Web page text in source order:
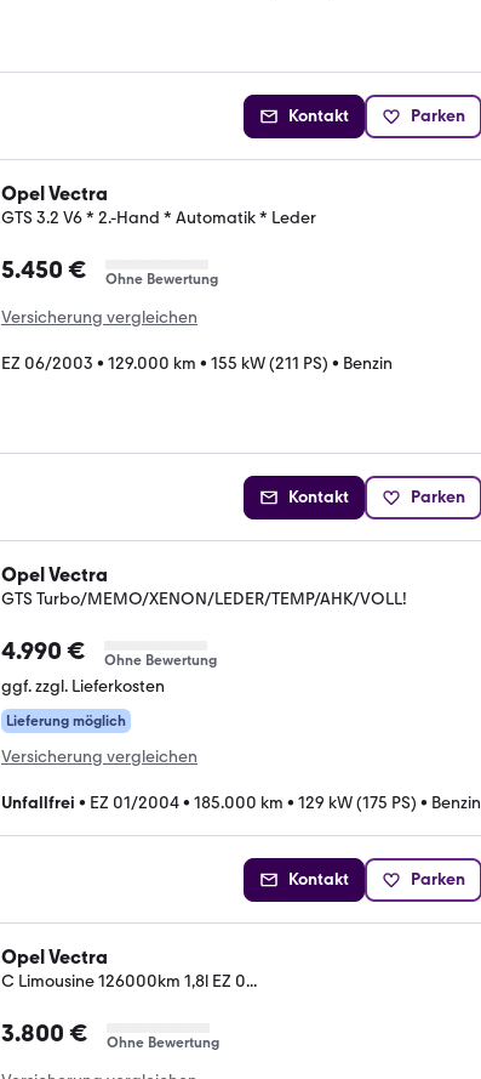
Kontakt Parken
Opel Vectra
GTS 3.2 V6 * 2.-Hand * Automatik * Leder
5.450 € Ohne Bewertung
Versicherung vergleichen
EZ 06/2003 • 129.000 km • 155 kW (211 PS) • Benzin
Kontakt Parken
Opel Vectra
GTS Turbo/MEMO/XENON/LEDER/TEMP/AHK/VOLL!
4.990 € Ohne Bewertung
ggf. zzgl. Lieferkosten
Lieferung möglich
Versicherung vergleichen
Unfallfrei • EZ 01/2004• 185.000 km • 129 kW (175 PS) • Benzin
Kontakt Parken
Opel Vectra
C Limousine 126000km 1,8l EZ 0...
3.800 € Ohne Bewertung